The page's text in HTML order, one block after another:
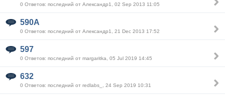
0 Ответов: последний от Александр1, 02 Sep 2013 11:05
590A
0 Ответов: последний от Александр1, 21 Dec 2013 17:52
597
0 Ответов: последний от margaritka, 05 Jul 2019 14:45
632
0 Ответов: последний от redlabs_, 24 Sep 2019 10:31